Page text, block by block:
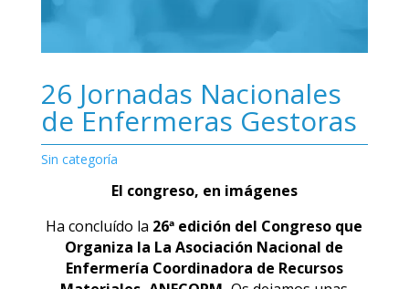
26 Jornadas Nacionales
de Enfermeras Gestoras
Sin categoría
El congreso, en imágenes
Ha concluído la 26ª edición del Congreso que
Organiza la La Asociación Nacional de
Enfermería Coordinadora de Recursos